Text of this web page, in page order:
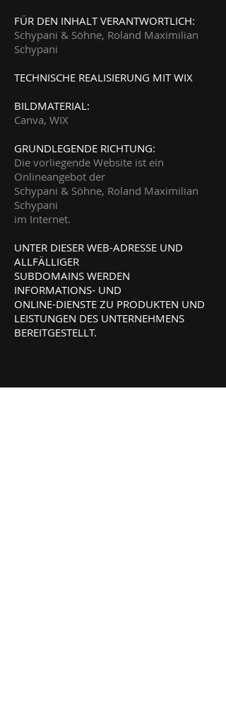
FÜR DEN INHALT VERANTWORTLICH:
Schypani & Söhne, Roland Maximilian
Schypani
TECHNISCHE REALISIERUNG MIT WIX
BILDMATERIAL:
Canva, WIX
GRUNDLEGENDE RICHTUNG:
Die vorliegende Website ist ein
Onlineangebot der
Schypani & Söhne, Roland Maximilian
Schypani
im Internet.
UNTER DIESER WEB-ADRESSE UND
ALLFÄLLIGER
SUBDOMAINS WERDEN
INFORMATIONS- UND
ONLINE-DIENSTE ZU PRODUKTEN UND
LEISTUNGEN DES UNTERNEHMENS
BEREITGESTELLT.